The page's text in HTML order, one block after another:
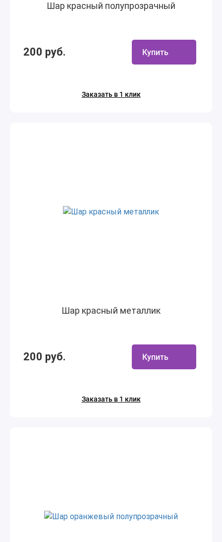
Шар красный полупрозрачный
200 руб. Купить
Заказать в 1 клик
Шар красный металлик
200 руб. Купить
Заказать в 1 клик